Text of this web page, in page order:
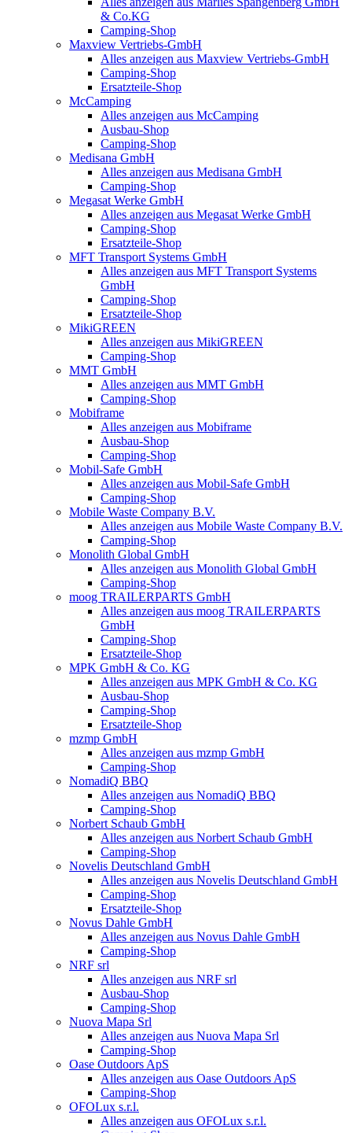
& Co.KG
Camping-Shop
Maxview Vertriebs-GmbH
Alles anzeigen aus Maxview Vertriebs-GmbH
Camping-Shop
Ersatzteile-Shop
McCamping
Alles anzeigen aus McCamping
Ausbau-Shop
Camping-Shop
Medisana GmbH
Alles anzeigen aus Medisana GmbH
Camping-Shop
Megasat Werke GmbH
Alles anzeigen aus Megasat Werke GmbH
Camping-Shop
Ersatzteile-Shop
MFT Transport Systems GmbH
Alles anzeigen aus MFT Transport Systems
GmbH
Camping-Shop
Ersatzteile-Shop
MikiGREEN
Alles anzeigen aus MikiGREEN
Camping-Shop
MMT GmbH
Alles anzeigen aus MMT GmbH
Camping-Shop
Mobiframe
Alles anzeigen aus Mobiframe
Ausbau-Shop
Camping-Shop
Mobil-Safe GmbH
Alles anzeigen aus Mobil-Safe GmbH
Camping-Shop
Mobile Waste Company B.V.
Alles anzeigen aus Mobile Waste Company B.V.
Camping-Shop
Monolith Global GmbH
Alles anzeigen aus Monolith Global GmbH
Camping-Shop
moog TRAILERPARTS GmbH
Alles anzeigen aus moog TRAILERPARTS
GmbH
Camping-Shop
Ersatzteile-Shop
MPK GmbH & Co. KG
Alles anzeigen aus MPK GmbH & Co. KG
Ausbau-Shop
Camping-Shop
Ersatzteile-Shop
mzmp GmbH
Alles anzeigen aus mzmp GmbH
Camping-Shop
NomadiQ BBQ
Alles anzeigen aus NomadiQ BBQ
Camping-Shop
Norbert Schaub GmbH
Alles anzeigen aus Norbert Schaub GmbH
Camping-Shop
Novelis Deutschland GmbH
Alles anzeigen aus Novelis Deutschland GmbH
Camping-Shop
Ersatzteile-Shop
Novus Dahle GmbH
Alles anzeigen aus Novus Dahle GmbH
Camping-Shop
NRF srl
Alles anzeigen aus NRF srl
Ausbau-Shop
Camping-Shop
Nuova Mapa Srl
Alles anzeigen aus Nuova Mapa Srl
Camping-Shop
Oase Outdoors ApS
Alles anzeigen aus Oase Outdoors ApS
Camping-Shop
OFOLux s.r.l.
Alles anzeigen aus OFOLux s.r.l.